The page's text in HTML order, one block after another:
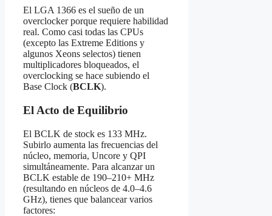
El LGA 1366 es el sueño de un
overclocker porque requiere habilidad
real. Como casi todas las CPUs
(excepto las Extreme Editions y
algunos Xeons selectos) tienen
multiplicadores bloqueados, el
overclocking se hace subiendo el
Base Clock (BCLK).
El Acto de Equilibrio
El BCLK de stock es 133 MHz.
Subirlo aumenta las frecuencias del
núcleo, memoria, Uncore y QPI
simultáneamente. Para alcanzar un
BCLK estable de 190–210+ MHz
(resultando en núcleos de 4.0–4.6
GHz), tienes que balancear varios
factores: